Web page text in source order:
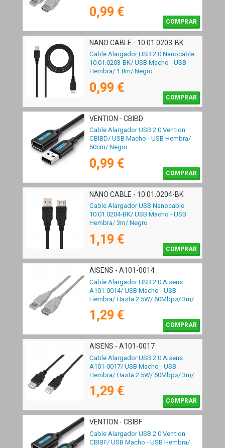
0,99 €
COMPRAR
NANO CABLE - 10.01.0203-BK
Cable Alargador USB 2.0 Nanocable
10.01.0203-BK/ USB Macho - USB
Hembra/ 1.8m/ Negro
0,99 €
COMPRAR
VENTION - CBIBD
Cable Alargador USB 2.0 Vention
CBIBD/ USB Macho - USB Hembra/
50cm/ Negro
0,99 €
COMPRAR
NANO CABLE - 10.01.0204-BK
Cable Alargador USB Nanocable
10.01.0204-BK/ USB Macho - USB
Hembra/ 3m/ Negro
1,19 €
COMPRAR
AISENS - A101-0014
Cable Alargador USB 2.0 Aisens
A101-0014/ USB Macho - USB
Hembra/ Hasta 2.5W/ 60Mbps/ 3m/
1,29 €
COMPRAR
AISENS - A101-0017
Cable Alargador USB 2.0 Aisens
A101-0017/ USB Macho - USB
Hembra/ Hasta 2.5W/ 60Mbps/ 3m/
1,29 €
COMPRAR
VENTION - CBIBF
Cable Alargador USB 2.0 Vention
CBIBF/ USB Macho - USB Hembra/